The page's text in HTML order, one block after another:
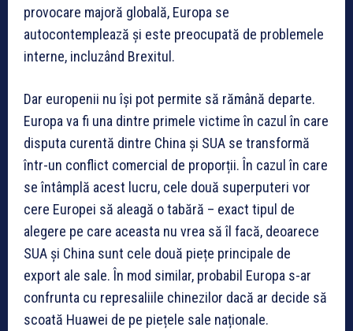
provocare majoră globală, Europa se
autocontemplează și este preocupată de problemele
interne, incluzând Brexitul.
Dar europenii nu își pot permite să rămână departe.
Europa va fi una dintre primele victime în cazul în care
disputa curentă dintre China și SUA se transformă
într-un conflict comercial de proporții. În cazul în care
se întâmplă acest lucru, cele două superputeri vor
cere Europei să aleagă o tabără – exact tipul de
alegere pe care aceasta nu vrea să îl facă, deoarece
SUA și China sunt cele două piețe principale de
export ale sale. În mod similar, probabil Europa s-ar
confrunta cu represaliile chinezilor dacă ar decide să
scoată Huawei de pe piețele sale naționale.